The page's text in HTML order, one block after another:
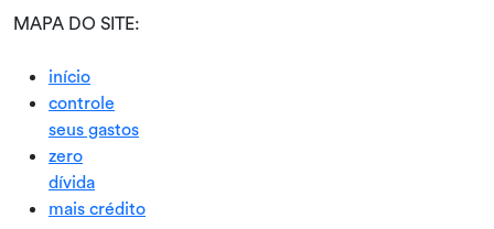
MAPA DO SITE:
início
controle
seus gastos
zero
dívida
mais crédito